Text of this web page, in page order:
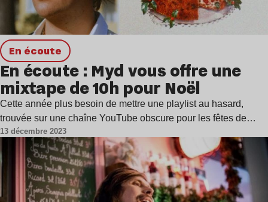
en écoute
En écoute : Myd vous offre une
mixtape de 10h pour Noël
Cette année plus besoin de mettre une playlist au hasard,
trouvée sur une chaîne YouTube obscure pour les fêtes de…
13 décembre 2023